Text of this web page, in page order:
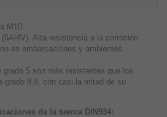
M10.
Alta resistencia a la corrosión.
en embarcaciones y ambientes
grado 5 son más resistentes que los
grado 8.8, con casi la mitad de su
de la tuerca DIN934: